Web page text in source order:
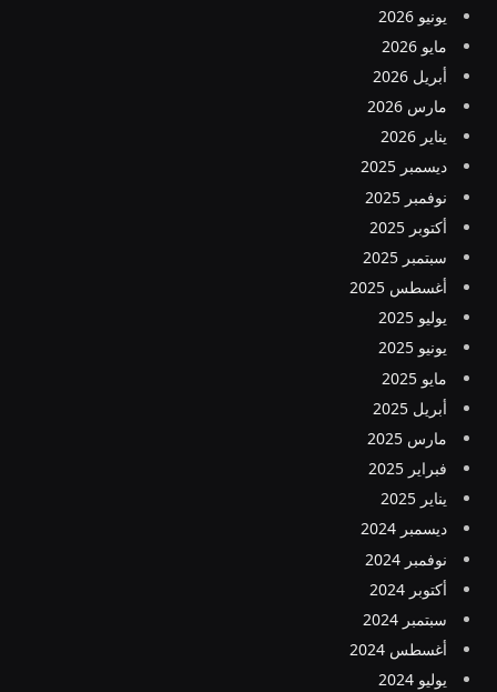
يونيو 2026
مايو 2026
أبريل 2026
مارس 2026
يناير 2026
ديسمبر 2025
نوفمبر 2025
أكتوبر 2025
سبتمبر 2025
أغسطس 2025
يوليو 2025
يونيو 2025
مايو 2025
أبريل 2025
مارس 2025
فبراير 2025
يناير 2025
ديسمبر 2024
نوفمبر 2024
أكتوبر 2024
سبتمبر 2024
أغسطس 2024
يوليو 2024